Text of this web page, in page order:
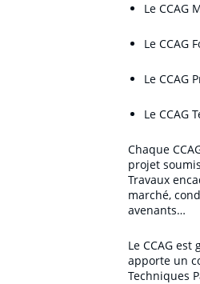
Le CCAG
Le CCAG
Le CCAG
Le CCAG
Chaque
projet
Travaux
marché,
avenants…
Le CCAG
apporte un
Techniques